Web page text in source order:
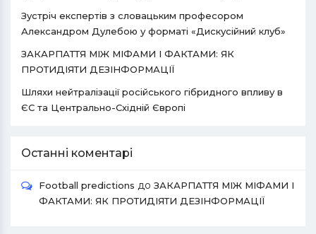
Зустріч експертів з словацьким професором
Александром Дулебою у форматі «Дискусійний клуб»
ЗАКАРПАТТЯ МІЖ МІФАМИ І ФАКТАМИ: ЯК
ПРОТИДІЯТИ ДЕЗІНФОРМАЦІЇ
Шляхи нейтралізації російського гібридного впливу в
ЄС та Центрально-Східній Європі
Останні коментарі
Football predictions до ЗАКАРПАТТЯ МІЖ МІФАМИ І
ФАКТАМИ: ЯК ПРОТИДІЯТИ ДЕЗІНФОРМАЦІЇ